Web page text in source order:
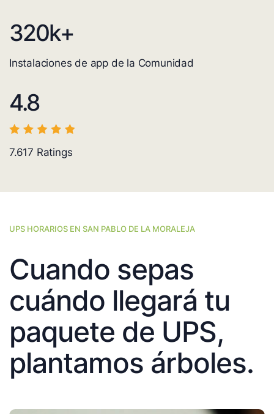
320k+
Instalaciones de app de la Comunidad
4.8
7.617 Ratings
UPS HORARIOS EN SAN PABLO DE LA MORALEJA
Cuando sepas
cuándo llegará tu
paquete de UPS,
plantamos árboles.